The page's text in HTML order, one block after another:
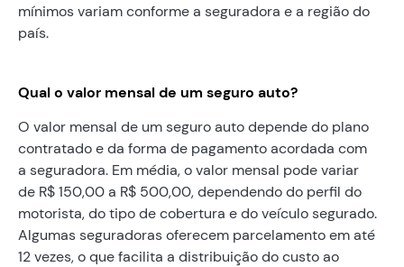
mínimos variam conforme a seguradora e a região do
país.
Qual o valor mensal de um seguro auto?
O valor mensal de um seguro auto depende do plano
contratado e da forma de pagamento acordada com
a seguradora. Em média, o valor mensal pode variar
de R$ 150,00 a R$ 500,00, dependendo do perfil do
motorista, do tipo de cobertura e do veículo segurado.
Algumas seguradoras oferecem parcelamento em até
12 vezes, o que facilita a distribuição do custo ao